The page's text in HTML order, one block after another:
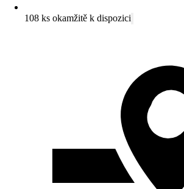
108 ks okamžitě k dispozici